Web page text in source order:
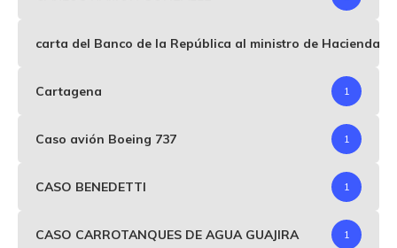
carta del Banco de la República al ministro de Hacienda
Cartagena 1
Caso avión Boeing 737 1
CASO BENEDETTI 1
CASO CARROTANQUES DE AGUA GUAJIRA 1